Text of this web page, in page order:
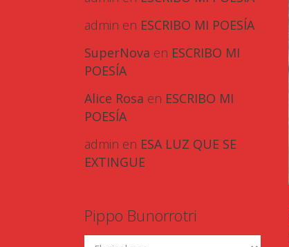
admin en ESCRIBO MI POESÍA
SuperNova en ESCRIBO MI
POESÍA
Alice Rosa en ESCRIBO MI
POESÍA
admin en ESA LUZ QUE SE
EXTINGUE
Pippo Bunorrotri